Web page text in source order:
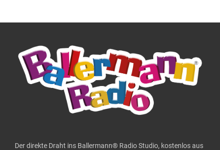
Der direkte Draht ins Ballermann® Radio Studio, kostenlos aus